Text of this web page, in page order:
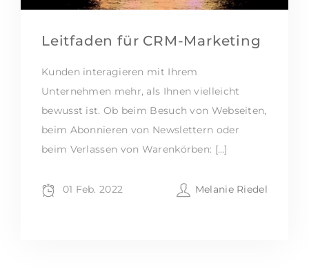
Leitfaden für CRM-Marketing
Kunden interagieren mit Ihrem
Unternehmen mehr, als Ihnen vielleicht
bewusst ist. Ob beim Besuch von Webseiten,
beim Abonnieren von Newslettern oder
beim Verlassen von Warenkörben: […]
01 Feb. 2022 Melanie Riedel